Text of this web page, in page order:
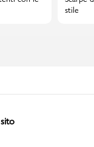
stile